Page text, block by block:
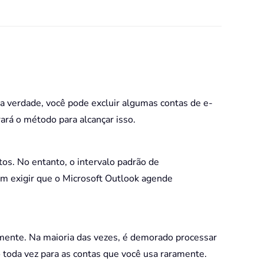
você pode excluir algumas contas de e-
o método para alcançar isso.
No entanto, o intervalo padrão de
exigir que o Microsoft Outlook agende
Na maioria das vezes, é demorado processar
vez para as contas que você usa raramente.